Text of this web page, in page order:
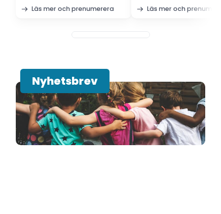
Läs mer och prenumerera
Läs mer och
Nyhetsbrev